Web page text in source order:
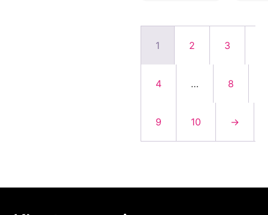
1 2 3
4 … 8
9 10 →